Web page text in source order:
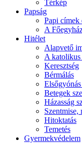
Térkép
Papság
Papi címek
A
Hitélet
Alapvető
A katolikus
Keresztség
Bérmálás
Betegek
Házasság
Szentmise,
Hitoktatás
Temetés
Gyermekvédelem